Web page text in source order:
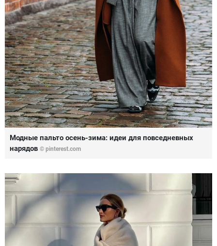
Модные пальто осень-зима: идеи для повседневных
нарядов © pinterest.com